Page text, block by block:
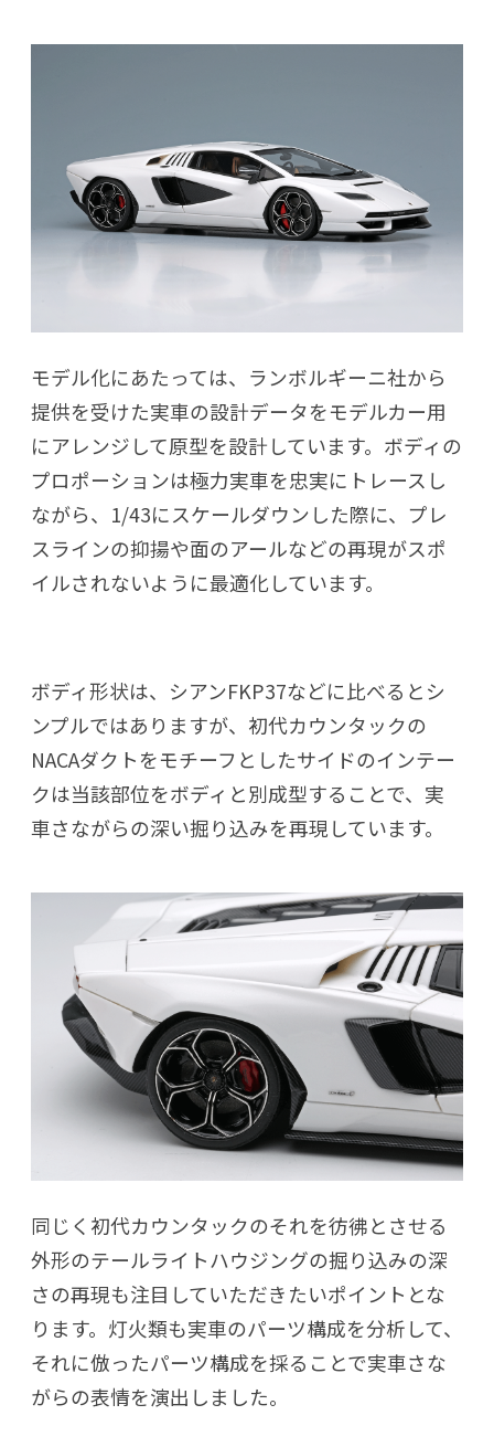
モデル化にあたっては、ランボルギーニ社から
提供を受けた実車の設計データをモデルカー用
にアレンジして原型を設計しています。ボディの
プロポーションは極力実車を忠実にトレースし
ながら、1/43にスケールダウンした際に、プレ
スラインの抑揚や面のアールなどの再現がスポ
イルされないように最適化しています。
ボディ形状は、シアンFKP37などに比べるとシ
ンプルではありますが、初代カウンタックの
NACAダクトをモチーフとしたサイドのインテー
クは当該部位をボディと別成型することで、実
車さながらの深い掘り込みを再現しています。
同じく初代カウンタックのそれを彷彿とさせる
外形のテールライトハウジングの掘り込みの深
さの再現も注目していただきたいポイントとな
ります。灯火類も実車のパーツ構成を分析して、
それに倣ったパーツ構成を採ることで実車さな
がらの表情を演出しました。